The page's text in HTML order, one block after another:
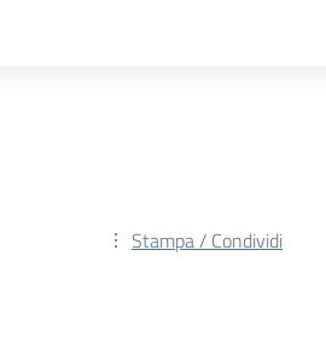
Stampa / Condividi